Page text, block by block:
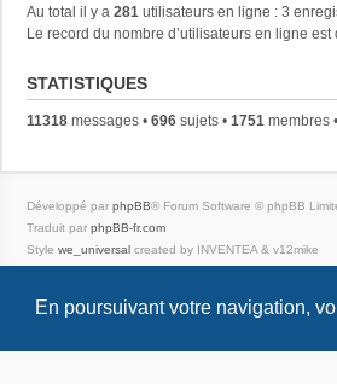
En poursuivant votre navigation,
Au total il y a 281 utilisateurs en ligne : 3
Le record du nombre d’utilisateurs en ligne est
STATISTIQUES
11318 messages • 696 sujets • 1751 membres
Développé par phpBB® Forum Software © phpBB
Traduit par phpBB-fr.com
Style we_universal created by INVENTEA & v12mike